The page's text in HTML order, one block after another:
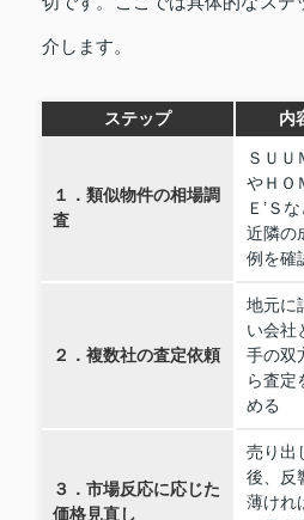
介します。
ステップ 内
１．類似物件の相場調
査
ＳＵＵ
やＨＯ
Ｅ’Ｓ
近隣の
例を確
２．複数社の査定依頼
地元に
い会社
手の双
ら査定
める
３．市場反応に応じた
価格見直し
売り出
後、反
薄けれ